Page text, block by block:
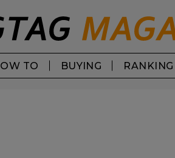
TO BUYING RANKING